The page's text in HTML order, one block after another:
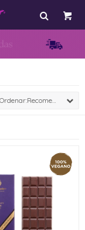
Recomendados